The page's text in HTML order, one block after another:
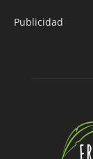
Publicidad